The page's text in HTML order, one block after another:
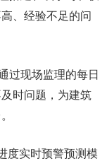
、经验不足的问
现场监理的每日
时问题，为建筑
实时预警预测模